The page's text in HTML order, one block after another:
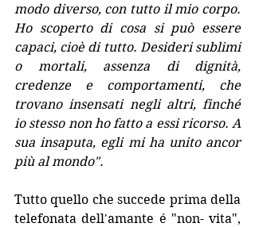
modo diverso, con tutto il mio corpo.
Ho scoperto di cosa si può essere
capaci, cioè di tutto. Desideri sublimi
o mortali, assenza di dignità,
credenze e comportamenti, che
trovano insensati negli altri, finché
io stesso non ho fatto a essi ricorso. A
sua insaputa, egli mi ha unito ancor
più al mondo".
Tutto quello che succede prima della
telefonata dell'amante é "non- vita",